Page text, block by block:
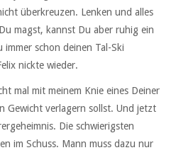
überkreuzen. Lenken und alles
magst, kannst Du aber ruhig ein
immer schon deinen Tal-Ski
nickte wieder.
mal mit meinem Knie eines Deiner
Gewicht verlagern sollst. Und jetzt
Die schwierigsten
im Schuss. Mann muss dazu nur